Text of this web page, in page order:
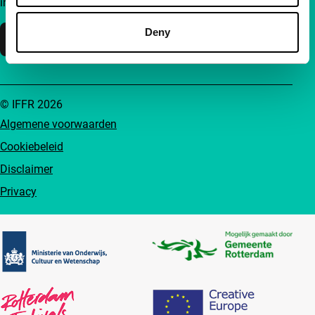
Deny
Algemene voorwaarden
Cookiebeleid
Disclaimer
Privacy
© IFFR 2026